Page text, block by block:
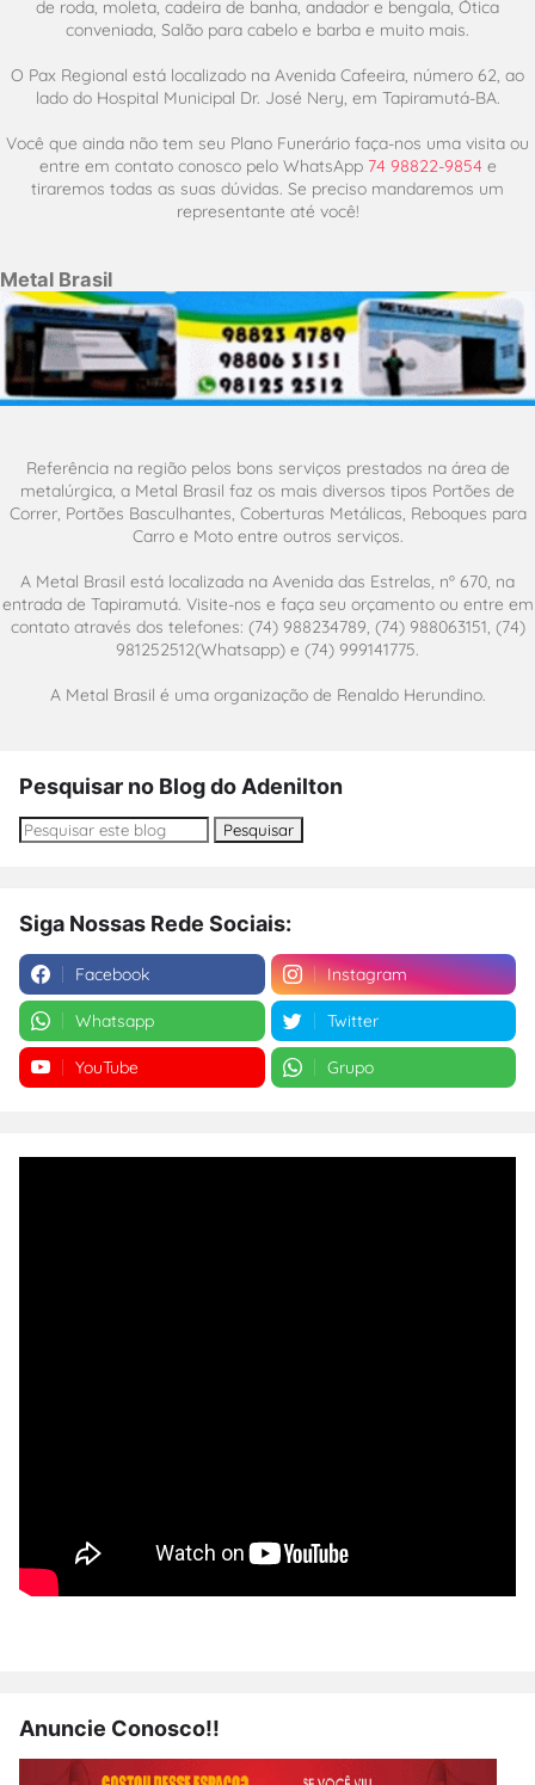
de roda, moleta, cadeira de banha, andador e bengala, Ótica
conveniada, Salão para cabelo e barba e muito mais.
O Pax Regional está localizado na Avenida Cafeeira, número 62, ao
lado do Hospital Municipal Dr. José Nery, em Tapiramutá-BA.
Você que ainda não tem seu Plano Funerário faça-nos uma visita ou
entre em contato conosco pelo WhatsApp 74 98822-9854 e
tiraremos todas as suas dúvidas. Se preciso mandaremos um
representante até você!
Metal Brasil
Referência na região pelos bons serviços prestados na área de
metalúrgica, a Metal Brasil faz os mais diversos tipos Portões de
Correr, Portões Basculhantes, Coberturas Metálicas, Reboques para
Carro e Moto entre outros serviços.
A Metal Brasil está localizada na Avenida das Estrelas, nº 670, na
entrada de Tapiramutá. Visite-nos e faça seu orçamento ou entre em
contato através dos telefones: (74) 988234789, (74) 988063151, (74)
981252512(Whatsapp) e (74) 999141775.
A Metal Brasil é uma organização de Renaldo Herundino.
Pesquisar no Blog do Adenilton
Siga Nossas Rede Sociais:
Facebook Instagram
Whatsapp Twitter
YouTube Grupo
Anuncie Conosco!!